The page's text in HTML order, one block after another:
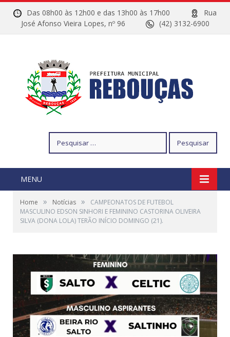
Das 08h00 às 12h00 e das 13h00 às 17h00
Rua
José Afonso Vieira Lopes, nº 96
(42) 3132-6900
por:
MENU
Home » Notícias »
CAMPEONATOS DE FUTEBOL
MASCULINO EDSON SINHORI E FEMININO CASTORINA OLIVEIRA
SILVA (DONA LOLA) TERÃO INÍCIO DOMINGO (21).